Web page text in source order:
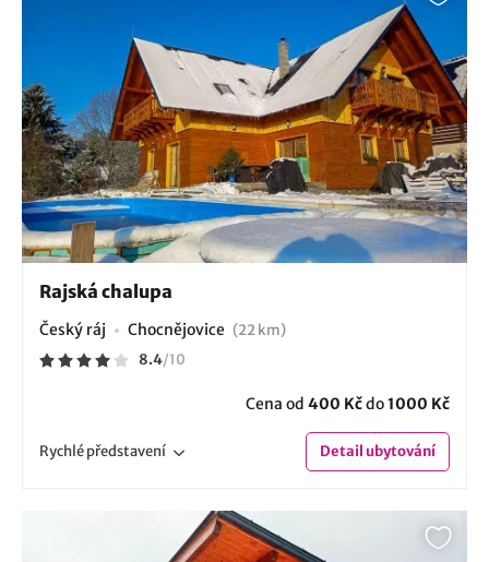
Rajská chalupa
Český ráj Chocnějovice (22 km)
8.4/10
Cena od 400 Kčdo1000 Kč
Rychlépředstavení Detailubytování